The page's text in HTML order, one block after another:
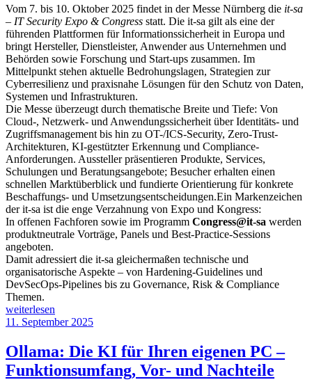
der
frühen
Automatisierung
zur
vernetzten
KI-
Robotik“
Vom 7. bis 10. Oktober 2025 findet in der Messe Nürnberg die it-sa
– IT Security Expo & Congress statt. Die it-sa gilt als eine der
führenden Plattformen für Informationssicherheit in Europa und
bringt Hersteller, Dienstleister, Anwender aus Unternehmen und
Behörden sowie Forschung und Start-ups zusammen. Im
Mittelpunkt stehen aktuelle Bedrohungslagen, Strategien zur
Cyberresilienz und praxisnahe Lösungen für den Schutz von Daten,
Systemen und Infrastrukturen.
Die Messe überzeugt durch thematische Breite und Tiefe: Von
Cloud-, Netzwerk- und Anwendungssicherheit über Identitäts- und
Zugriffsmanagement bis hin zu OT-/ICS-Security, Zero-Trust-
Architekturen, KI-gestützter Erkennung und Compliance-
Anforderungen. Aussteller präsentieren Produkte, Services,
Schulungen und Beratungsangebote; Besucher erhalten einen
schnellen Marktüberblick und fundierte Orientierung für konkrete
Beschaffungs- und Umsetzungsentscheidungen.Ein Markenzeichen
der it-sa ist die enge Verzahnung von Expo und Kongress:
In offenen Fachforen sowie im Programm Congress@it-sa werden
produktneutrale Vorträge, Panels und Best-Practice-Sessions
angeboten.
Damit adressiert die it-sa gleichermaßen technische und
organisatorische Aspekte – von Hardening-Guidelines und
DevSecOps-Pipelines bis zu Governance, Risk & Compliance
Themen.
„it-
sa
Europas
Leitmesse
für
weiterlesen
Veröffentlicht
11. September 2025
Ollama: Die KI für Ihren eigenen PC –
Funktionsumfang, Vor- und Nachteile